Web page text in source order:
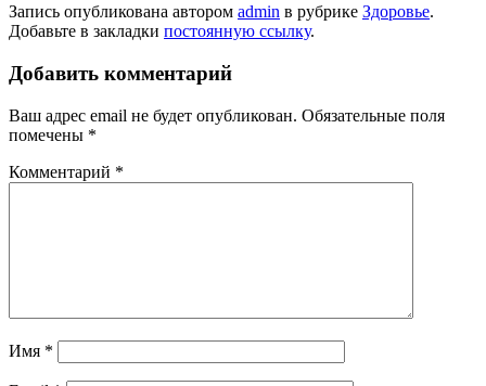
Запись опубликована автором admin в рубрике Здоровье.
Добавьте в закладки постоянную ссылку.
Добавить комментарий
Ваш адрес email не будет опубликован. Обязательные поля
помечены *
Комментарий *
Имя *